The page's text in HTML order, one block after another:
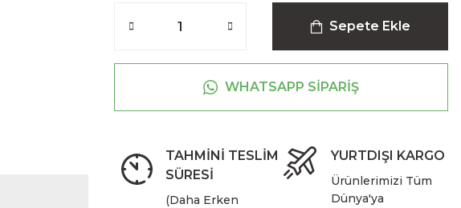
Sepete Ekle
WHATSAPP SİPARİŞ
TAHMİNİ TESLİM
SÜRESİ
(Daha Erken
YURTDIŞI KARGO
Ürünlerimizi Tüm
Dünya'ya